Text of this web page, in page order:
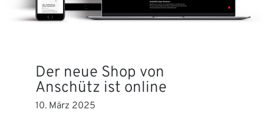
Der neue Shop von
Anschütz ist online
10. März 2025